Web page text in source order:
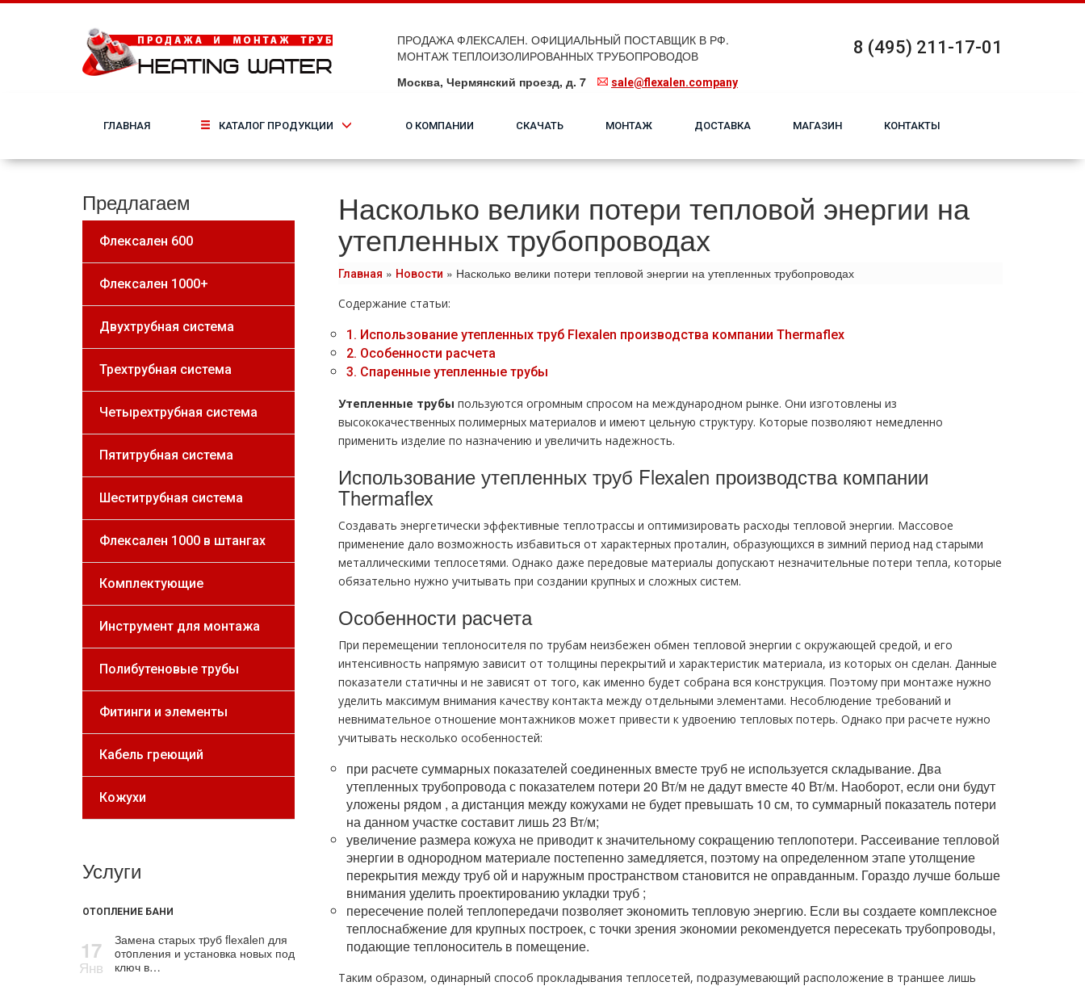
ПРОДАЖА ФЛЕКСАЛЕН. ОФИЦИАЛЬНЫЙ ПОСТАВЩИК В РФ.
МОНТАЖ ТЕПЛОИЗОЛИРОВАННЫХ ТРУБОПРОВОДОВ
Москва, Чермянский проезд, д. 7
sale@flexalen.company
8 (495) 211-17-01
ГЛАВНАЯ КАТАЛОГ ПРОДУКЦИИ О КОМПАНИИ СКАЧАТЬ МОНТАЖ ДОСТАВКА МАГАЗИН КОНТАКТЫ
Предлагаем
Флексален 600
Флексален 1000+
Двухтрубная система
Трехтрубная система
Четырехтрубная система
Пятитрубная система
Шеститрубная система
Флексален 1000 в штангах
Комплектующие
Инструмент для монтажа
Полибутеновые трубы
Фитинги и элементы
Кабель греющий
Кожухи
Услуги
ОТОПЛЕНИЕ БАНИ
17
Янв
Замена старых тpуб flехalеn для
oтoпления и установка новых под
ключ в…
Насколько велики потери тепловой энергии на
утепленных трубопроводах
Главная » Новости » Насколько велики потери тепловой энергии на утепленных трубопроводах
Содержание статьи:
1. Использование утепленных тpуб Flехalеn производства компании Thermaflex
2. Особенности расчета
3. Спаренные утепленные тpубы
Утепленные тpубы пользуются огромным спросом на международном рынке. Они изготовлены из
высококачественных полимерных материалов и имеют цельную структуру. Которые позволяют немедленно
применить изделие по назначению и увеличить надежность.
Использование утепленных тpуб Flехalеn производства компании
Thermaflex
Создавать энергетически эффективные теплотрассы и оптимизировать расходы тепловой энергии. Массовое
применение дало возможность избавиться от характерных проталин, образующихся в зимний период над старыми
металлическими теплосетями. Однако даже передовые материалы допускают незначительные потери тепла, которые
обязательно нужно учитывать при создании крупных и сложных систем.
Особенности расчета
При перемещении теплоносителя по тpубам неизбежен обмен тепловой энергии с окружающей средой, и его
интенсивность напрямую зависит от толщины перекрытий и характеристик материала, из которых он сделан. Данные
показатели статичны и не зависят от того, как именно будет собрана вся конструкция. Поэтому при монтаже нужно
уделить максимум внимания качеству контакта между отдельными элементами. Несоблюдение требований и
невнимательное отношение монтажников может привести к удвоению тепловых потерь. Однако при расчете нужно
учитывать несколько особенностей:
при расчете суммарных показателей соединенных вместе тpуб не используется складывание. Два
утепленных тpубопровода с показателем потери 20 Вт/м не дадут вместе 40 Вт/м. Наоборот, если они будут
уложены рядoм , а дистанция между кожухами не будет превышать 10 см, то суммарный показатель потери
на данном участке составит лишь 23 Вт/м;
увеличение размера кожуха не приводит к значительному сокращению теплопотери. Рассеивание тепловой
энергии в однородном материале постепенно замедляется, поэтому на определенном этапе утолщение
перекрытия между тpуб ой и наружным пространством становится не оправданным. Гораздо лучше больше
внимания уделить проектированию укладки тpуб ;
пересечение полей теплопередачи позволяет экономить тепловую энергию. Если вы создаете комплексное
теплоснабжение для крупных построек, с точки зрения экономии рекомендуется пересекать тpубопроводы,
подающие теплоноситель в помещение.
Таким образом, одинарный способ прокладывания теплосетей, подразумевающий расположение в траншее лишь